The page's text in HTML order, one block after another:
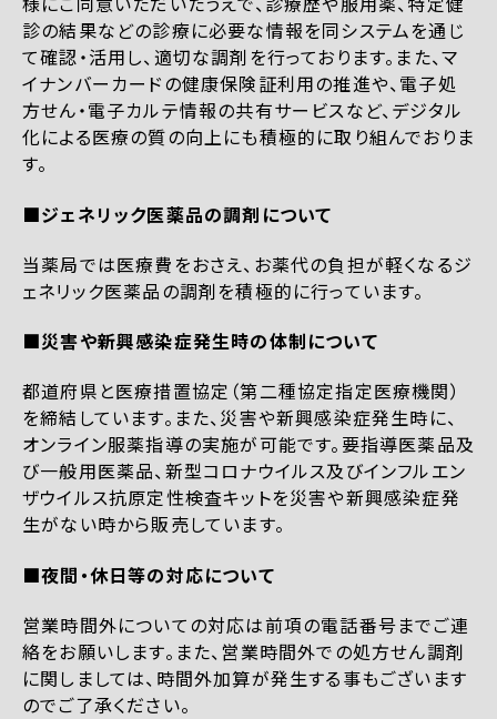
診の結果などの診療に必要な情報を同システムを通じ
て確認・活用し、適切な調剤を行っております。また、マ
イナンバーカードの健康保険証利用の推進や、電子処
方せん・電子カルテ情報の共有サービスなど、デジタル
化による医療の質の向上にも積極的に取り組んでおりま
す。
■ジェネリック医薬品の調剤について
当薬局では医療費をおさえ、お薬代の負担が軽くなるジ
ェネリック医薬品の調剤を積極的に行っています。
■災害や新興感染症発生時の体制について
都道府県と医療措置協定（第二種協定指定医療機関）
を締結しています。また、災害や新興感染症発生時に、
オンライン服薬指導の実施が可能です。要指導医薬品及
び一般用医薬品、新型コロナウイルス及びインフルエン
ザウイルス抗原定性検査キットを災害や新興感染症発
生がない時から販売しています。
■夜間・休日等の対応について
営業時間外についての対応は前項の電話番号までご連
絡をお願いします。また、営業時間外での処方せん調剤
に関しましては、時間外加算が発生する事もございます
のでご了承ください。